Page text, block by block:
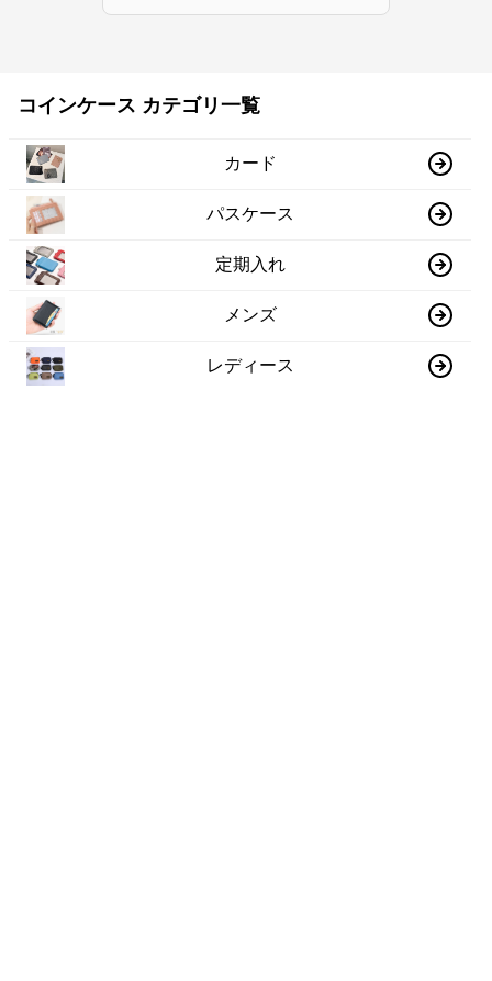
コインケース カテゴリ一覧
カード
パスケース
定期入れ
メンズ
レディース